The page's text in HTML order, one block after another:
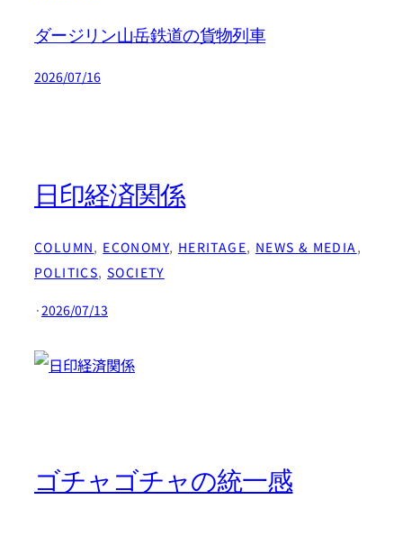
ダージリン山岳鉄道の貨物列車
2026/07/16
日印経済関係
COLUMN, ECONOMY, HERITAGE, NEWS & MEDIA
POLITICS, SOCIETY
·2026/07/13
ゴチャゴチャの統一感